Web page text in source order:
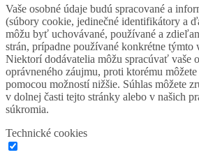
Vaše osobné údaje budú spracované a
(súbory cookie, jedinečné identifikátory a
môžu byť uchovávané, používané a
strán, prípadne používané konkrétne týmto
Niektorí dodávatelia môžu spracúvať vaše
oprávneného záujmu, proti ktorému
pomocou možností nižšie. Súhlas môžete
v dolnej časti tejto stránky alebo v našich
súkromia.
Technické cookies